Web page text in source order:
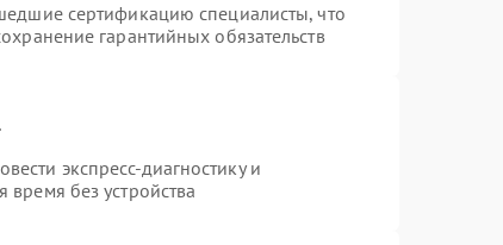
сертификацию специалисты, что
гарантийных обязательств
экспресс-диагностику и
без устройства